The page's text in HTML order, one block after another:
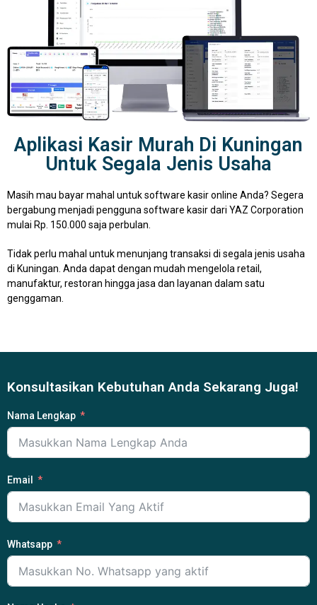
Aplikasi Kasir Murah Di Kuningan
Untuk Segala Jenis Usaha
Masih mau bayar mahal untuk software kasir online Anda? Segera
bergabung menjadi pengguna software kasir dari YAZ Corporation
mulai Rp. 150.000 saja perbulan.
Tidak perlu mahal untuk menunjang transaksi di segala jenis usaha
di Kuningan. Anda dapat dengan mudah mengelola retail,
manufaktur, restoran hingga jasa dan layanan dalam satu
genggaman.
Konsultasikan Kebutuhan Anda Sekarang Juga!
Nama Lengkap
Email
Whatsapp